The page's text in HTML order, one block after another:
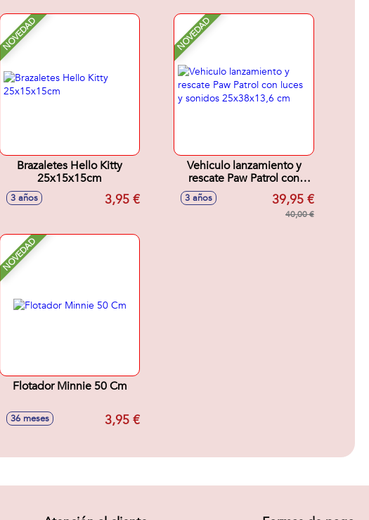
NOVEDAD
Brazaletes Hello Kitty
25x15x15cm
3 años 3,95 €
NOVEDAD
Vehiculo lanzamiento y
rescate Paw Patrol con
luces y sonidos
25x38x13,6 cm
3 años 39,95 €
40,00 €
NOVEDAD
Flotador Minnie 50 Cm
36 meses 3,95 €